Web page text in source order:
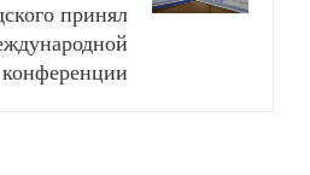
принял
конференции